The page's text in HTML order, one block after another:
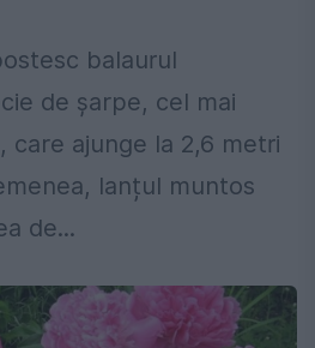
balaurul
de șarpe, cel mai
care ajunge la 2,6 metri
lanțul muntos
de...